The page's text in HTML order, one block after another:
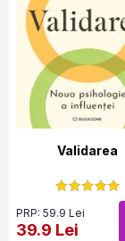
Validarea
PRP: 59.9 Lei
39.9 Lei